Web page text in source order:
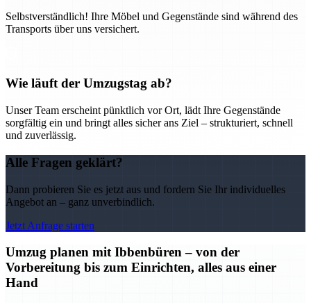
Selbstverständlich! Ihre Möbel und Gegenstände sind während des
Transports über uns versichert.
Wie läuft der Umzugstag ab?
Unser Team erscheint pünktlich vor Ort, lädt Ihre Gegenstände
sorgfältig ein und bringt alles sicher ans Ziel – strukturiert, schnell
und zuverlässig.
Alle Fragen geklärt?
Dann probieren Sie es jetzt aus und fordern Sie Ihr individuelles
Angebot an – ganz unverbindlich.
Jetzt Anfrage starten
Umzug planen mit Ibbenbüren – von der
Vorbereitung bis zum Einrichten, alles aus einer
Hand